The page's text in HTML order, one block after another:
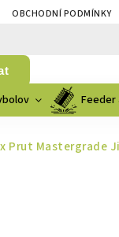
OBCHODNÍ PODMÍNKY
Feeder
Prut Mastergrade